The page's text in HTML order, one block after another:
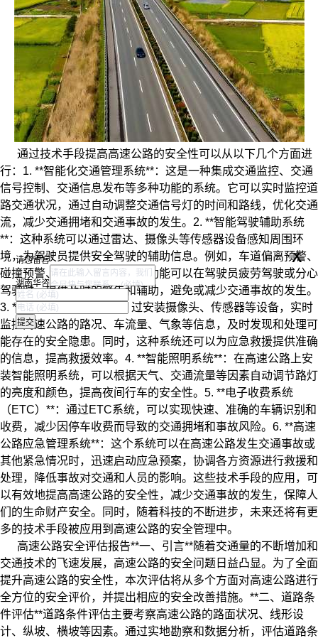
通过技术手段提高高速公路的安全性可以从以下几个方面进
行：1. **智能化交通管理系统**：这是一种集成交通监控、交通
信号控制、交通信息发布等多种功能的系统。它可以实时监控道
路交通状况，通过自动调整交通信号灯的时间和路线，优化交通
流，减少交通拥堵和交通事故的发生。2. **智能驾驶辅助系统
**：这种系统可以通过雷达、摄像头等传感器设备感知周围环
境，为驾驶员提供安全驾驶的辅助信息。例如，车道偏离预警、
碰撞预警、自动刹车等，这些功能可以在驾驶员疲劳驾驶或分心
驾驶时，提供及时的警告和辅助，避免或减少交通事故的发生。
3. **高速公路监控系统**：过安装摄像头、传感器等设备，实时
监控高速公路的路况、车流量、气象等信息，及时发现和处理可
能存在的安全隐患。同时，这种系统还可以为应急救援提供准确
的信息，提高救援效率。4. **智能照明系统**：在高速公路上安
装智能照明系统，可以根据天气、交通流量等因素自动调节路灯
的亮度和颜色，提高夜间行车的安全性。5. **电子收费系统
（ETC）**：通过ETC系统，可以实现快速、准确的车辆识别和
收费，减少因停车收费而导致的交通拥堵和事故风险。6. **高速
公路应急管理系统**：这个系统可以在高速公路发生交通事故或
其他紧急情况时，迅速启动应急预案，协调各方资源进行救援和
处理，降低事故对交通和人员的影响。这些技术手段的应用，可
以有效地提高高速公路的安全性，减少交通事故的发生，保障人
们的生命财产安全。同时，随着科技的不断进步，未来还将有更
多的技术手段被应用到高速公路的安全管理中。
高速公路安全评估报告**一、引言**随着交通量的不断增加和
交通技术的飞速发展，高速公路的安全问题日益凸显。为了全面
提升高速公路的安全性，本次评估将从多个方面对高速公路进行
全方位的安全评价，并提出相应的安全改善措施。**二、道路条
件评估**道路条件评估主要考察高速公路的路面状况、线形设
计、纵坡、横坡等因素。通过实地勘察和数据分析，评估道路条
请您留言 x
湖南华咨